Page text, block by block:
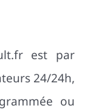
est par
24/24h,
ou